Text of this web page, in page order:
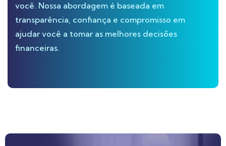
você. Nossa abordagem é baseada em
transparência, confiança e compromisso em
ajudar você a tomar as melhores decisões
financeiras.